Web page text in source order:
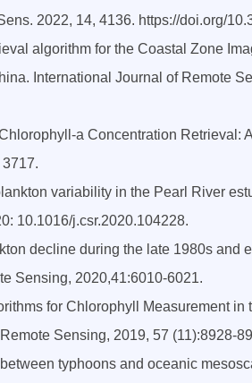
2022, 14, 4136. https://doi.org/
algorithm for the Coastal Zone
International Journal of Remote
a Concentration Retrieval:
variability in the Pearl River
10.1016/j.csr.2020.104228.
decline during the late 1980s and
Sensing, 2020,41:6010-6021.
for Chlorophyll Measurement in
Sensing, 2019, 57 (11):8928-
typhoons and oceanic